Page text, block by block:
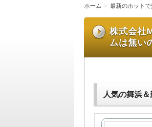
ホーム 最新のホット
株式会社
ムは無い
人気の舞浜